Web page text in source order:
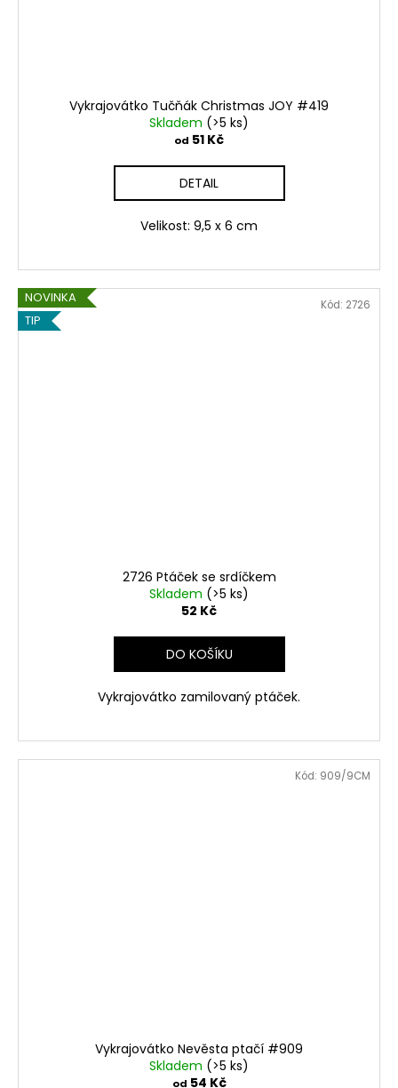
Vykrajovátko Tučňák Christmas JOY #419
Skladem (>5 ks)
od 51 Kč
DETAIL
Velikost: 9,5 x 6 cm
NOVINKA
TIP
2726 Ptáček se srdíčkem
Skladem (>5 ks)
52 Kč
DO KOŠÍKU
Vykrajovátko zamilovaný ptáček.
Kód: 2726
Vykrajovátko Nevěsta ptačí #909
Skladem (>5 ks)
od 54 Kč
Kód: 909/9CM